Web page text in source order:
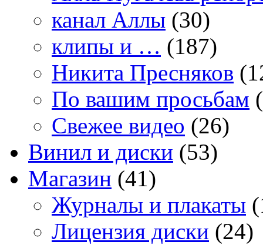
канал Аллы (30)
клипы и … (187)
Никита Пресняков
По вашим просьбам
Свежее видео (26)
Винил и диски (53)
Магазин (41)
Журналы и плакаты
Лицензия диски (24)